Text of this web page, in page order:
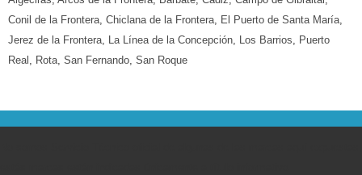
Conil de la Frontera Chiclana de la Frontera El Puerto de Santa María
Jerez de la Frontera
La Línea de la Concepción Los Barrios
Puerto
Real
Rota San Fernando San Roque